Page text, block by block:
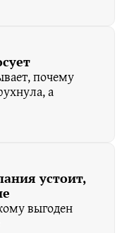
почему
а
устоит,
выгоден